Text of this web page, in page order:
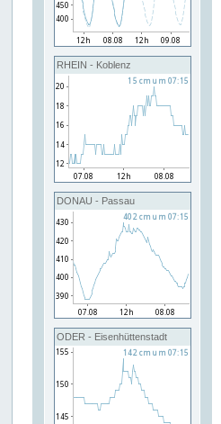
RHEIN - Koblenz
DONAU - Passau
ODER - Eisenhüttenstadt